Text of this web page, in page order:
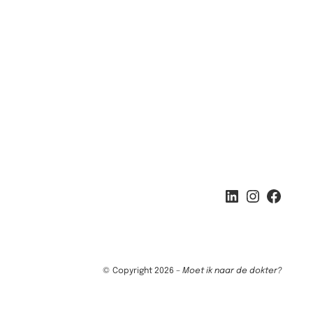
LinkedIn Instagram Facebook
© Copyright 2026 – Moet ik naar de dokter?